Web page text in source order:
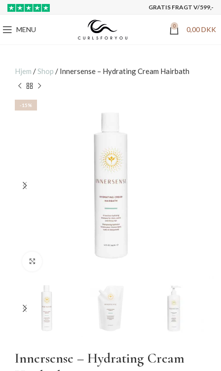
GRATIS FRAGT V/599,-
MENU 0 0,00DKK
Hjem /Shop / Innersense – Hydrating Cream Hairbath
-15%
Innersense – Hydrating Cream